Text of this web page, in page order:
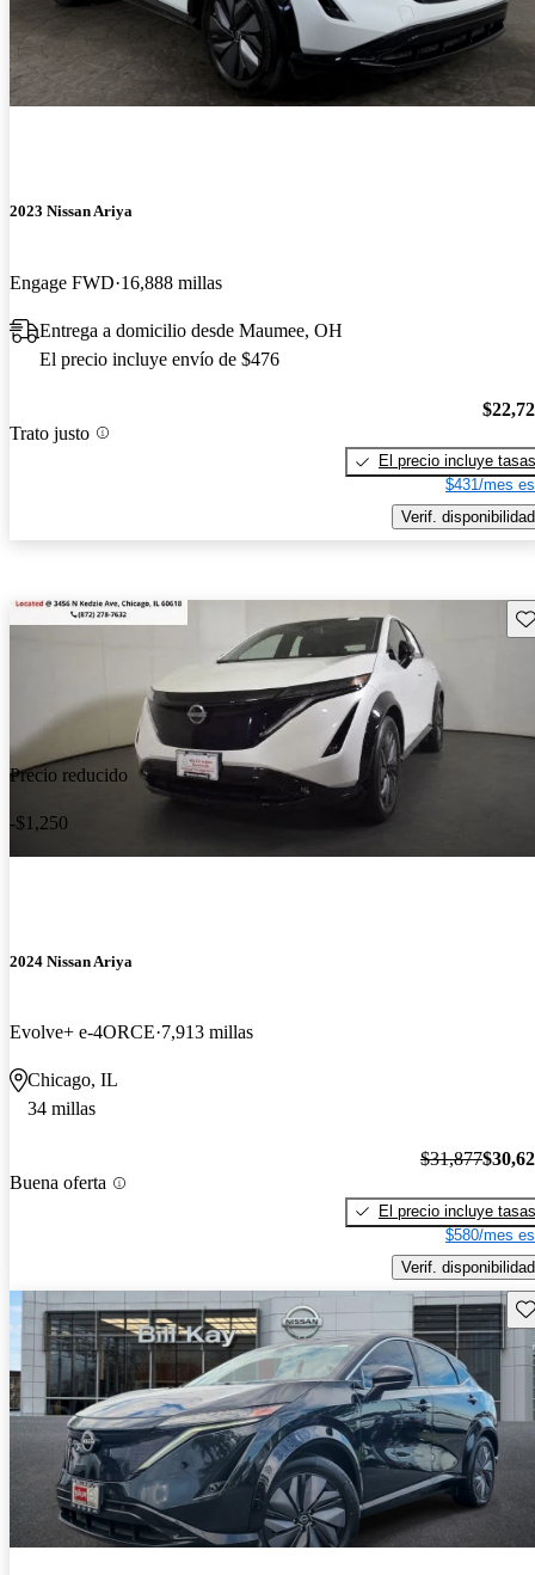
2023 Nissan Ariya
Engage FWD 16,888 millas
Entrega a domicilio desde Maumee, OH
El precio incluye envío de $476
Trato justo
El precio incluye tasas
$431/mes
Verif. disponibilidad
Precio reducido
-$1,250
2024 Nissan Ariya
Evolve+ e-4ORCE 7,913 millas
Chicago, IL
34 millas
Buena oferta
$31,877
El precio incluye tasas
$580/mes
Verif. disponibilidad